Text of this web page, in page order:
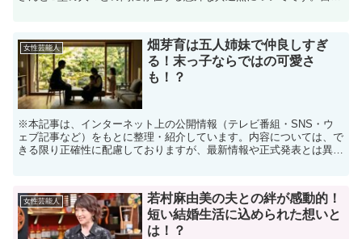
女性芸能人
畑芽育は五人姉妹で仲良しすぎ
る！末っ子ならではの可愛さ
も！？
※本記事は、インターネット上の公開情報（テレビ番組・SNS・ウ
ェブ記事など）をもとに整理・紹介しています。内容については、で
きる限り正確性に配慮しておりますが、最新情報や正式発表とは異な
女性芸能人
若村麻由美の夫との絆が感動的！
短い結婚生活に込められた想いと
は！？